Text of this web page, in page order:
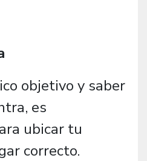
objetivo y saber
es
ubicar tu
correcto.